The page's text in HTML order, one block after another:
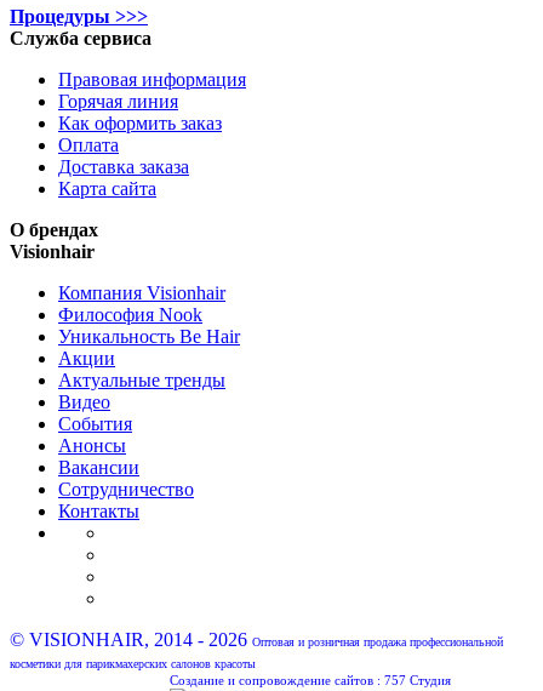
Процедуры >>>
Служба сервиса
Правовая информация
Горячая линия
Как оформить заказ
Оплата
Доставка заказа
Карта сайта
О брендах
Visionhair
Компания Visionhair
Философия Nook
Уникальность Be Hair
Акции
Актуальные тренды
Видео
События
Анонсы
Вакансии
Сотрудничество
Контакты
© VISIONHAIR, 2014 - 2026 Оптовая и розничная продажа профессиональной
косметики для парикмахерских салонов красоты
Создание и сопровождение сайтов : 757 Студия